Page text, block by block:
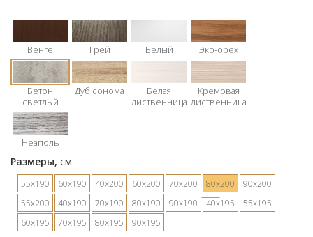
Венге Грей Белый Эко-орех
Бетон
светлый
Дуб сонома
Белая
лиственница
Кремовая
лиственница
Неаполь
Размеры, см
55х190 60х190 40х200 60х200 70х200 80х200
90х200
55х200
40х190 70х190 80х190 90х190 40х195
55х195
60х195
70х195 80х195
90х195